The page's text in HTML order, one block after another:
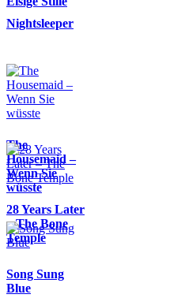
Nightsleeper
The
Housemaid –
Wenn Sie
wüsste
28 Years Later
– The Bone
Temple
Song Sung
Blue